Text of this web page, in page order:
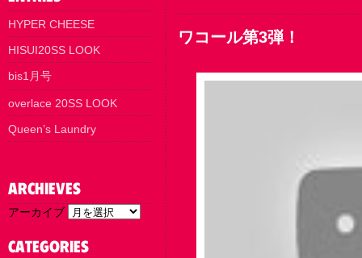
HYPER CHEESE
HISUI20SS LOOK
bis1月号
overlace 20SS LOOK
Queen’s Laundry
アーカイブ
ワコール第3弾！